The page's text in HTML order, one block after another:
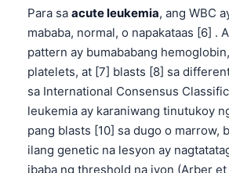
Para sa acute leukemia, ang WBC
mababa, normal, o napakataas [6] .
pattern ay bumababang
platelets, at [7] blasts [8] sa
sa International Consensus
leukemia ay karaniwang tinutukoy
pang blasts [10] sa dugo o marrow,
ilang genetic na lesyon ay
ibaba ng threshold na iyon (Arber et